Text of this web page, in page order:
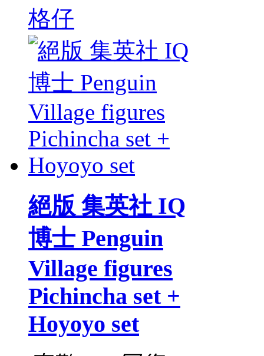
格仔
絕版 集英社 IQ
博士 Penguin
Village figures
Pichincha set +
Hoyoyo set